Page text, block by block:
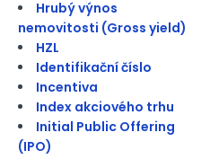
Hrubý výnos
nemovitosti (Gross yield)
HZL
Identifikační číslo
Incentiva
Index akciového trhu
Initial Public Offering
(IPO)